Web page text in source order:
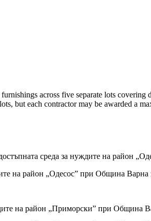
across five separate lots
but each contractor may be awarded a
среда за нуждите на район
на район „Одесос” при Община Варна
на район „Приморски” при Община